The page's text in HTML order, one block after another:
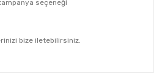
seçeneği
bize iletebilirsiniz.